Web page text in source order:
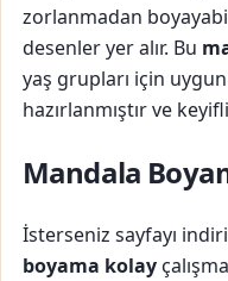
zorlanmadan
desenler yer alır. Bu
yaş grupları için
hazırlanmıştır ve
Mandala
İsterseniz sayfayı
boyama kolay